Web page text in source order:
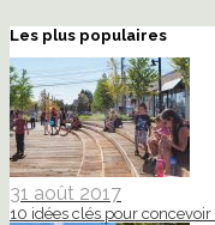
Les plus populaires
31 août 2017
10 idées clés pour